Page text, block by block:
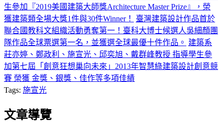
生參加『2019美國建築大師獎Architecture Master Prize』，榮
獲建築類全場大獎1件與30件Winner！
臺灣建築設計作品首於
聯合國教科文組織活動勇奪第一！臺科大博士候選人吳細顏團
隊作品全球票選第一名，並獲選全球最優十件作品。 建築系
莊亦婷、鄭政利、施宣光、邱奕旭、戴群峰教授 指導學生參
加第七屆「創意狂想巢向未來」2013年智慧綠建築設計創意競
賽 榮獲 金獎、銀獎、佳作等多項佳績
Tags: 施宣光
文章導覽